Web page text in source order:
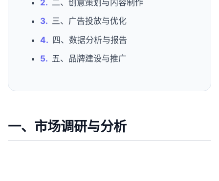
二、创意策划与内容制作
三、广告投放与优化
四、数据分析与报告
五、品牌建设与推广
一、市场调研与分析